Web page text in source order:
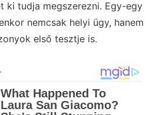
ki tudja megszerezni. Egy-egy
nemcsak helyi ügy, hanem
első tesztje is.